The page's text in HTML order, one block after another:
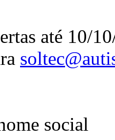
até 10/
social